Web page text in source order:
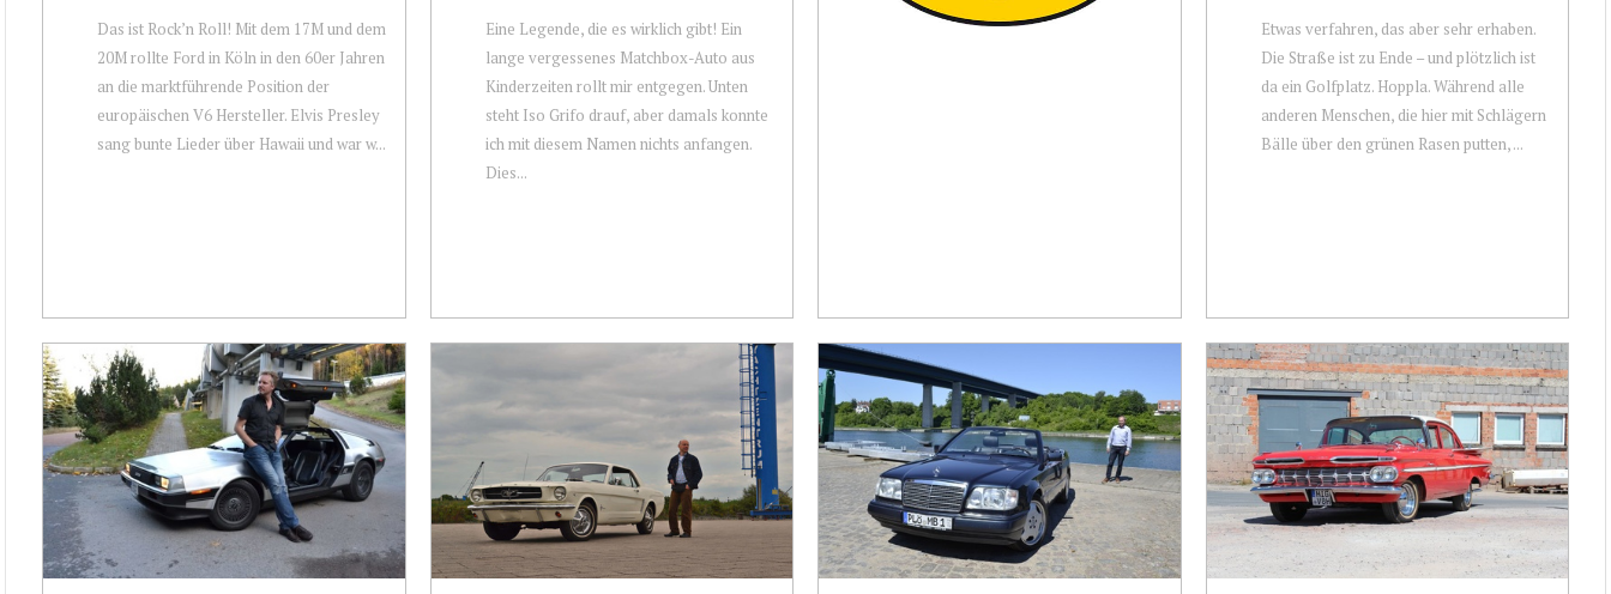
Das ist Rock’n Roll! Mit dem 17M und dem
20M rollte Ford in Köln in den 60er Jahren
an die marktführende Position der
europäischen V6 Hersteller. Elvis Presley
sang bunte Lieder über Hawaii und war w...
Eine Legende, die es wirklich gibt! Ein
lange vergessenes Matchbox-Auto aus
Kinderzeiten rollt mir entgegen. Unten
steht Iso Grifo drauf, aber damals konnte
ich mit diesem Namen nichts anfangen.
Dies...
Etwas verfahren, das aber sehr erhaben.
Die Straße ist zu Ende – und plötzlich ist
da ein Golfplatz. Hoppla. Während alle
anderen Menschen, die hier mit Schlägern
Bälle über den grünen Rasen putten, ...